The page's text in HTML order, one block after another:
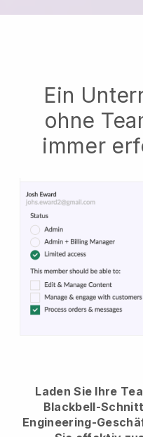
Ein
ohne
immer
Laden Sie Ihre
Blackbell-
Engineering-